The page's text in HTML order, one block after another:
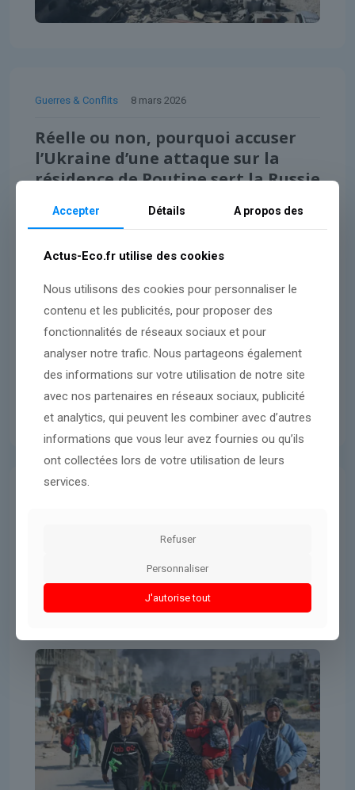
Guerres & Conflits 8 mars 2026
Réelle ou non, pourquoi accuser
l’Ukraine d’une attaque sur la
résidence de Poutine sert la Russie
Lire l'article
après une trêve au Liban, est-il
Accepter Détails A propos des
Actus-Eco.fr utilise des cookies
Nous utilisons des cookies pour personnaliser le
contenu et les publicités, pour proposer des
fonctionnalités de réseaux sociaux et pour
analyser notre trafic. Nous partageons également
des informations sur votre utilisation de notre site
avec nos partenaires en réseaux sociaux, publicité
et analytics, qui peuvent les combiner avec d’autres
informations que vous leur avez fournies ou qu’ils
ont collectées lors de votre utilisation de leurs
services.
Refuser
Personnaliser
J'autorise tout